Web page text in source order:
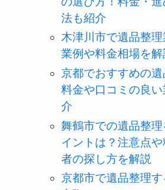
法も紹介
木津川市で遺品整
業例や料金相場を解
京都でおすすめの遺
料金や口コミの良
介
舞鶴市での遺品整
イントは？注意点
者の探し方を解説
京都市で遺品整理